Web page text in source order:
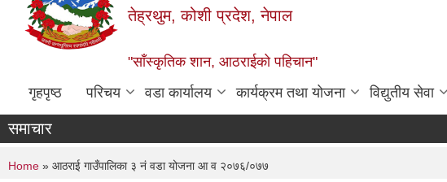
तेह्रथुम, कोशी प्रदेश, नेपाल
"साँस्कृतिक शान, आठराईको पहिचान"
गृहपृष्ठ परिचय वडा कार्यालय कार्यक्रम तथा योजना विद्युतीय सेवा
समाचार
You are here
Home » आठराई गाउँपालिका ३ नं वडा योजना आ व २०७६/०७७